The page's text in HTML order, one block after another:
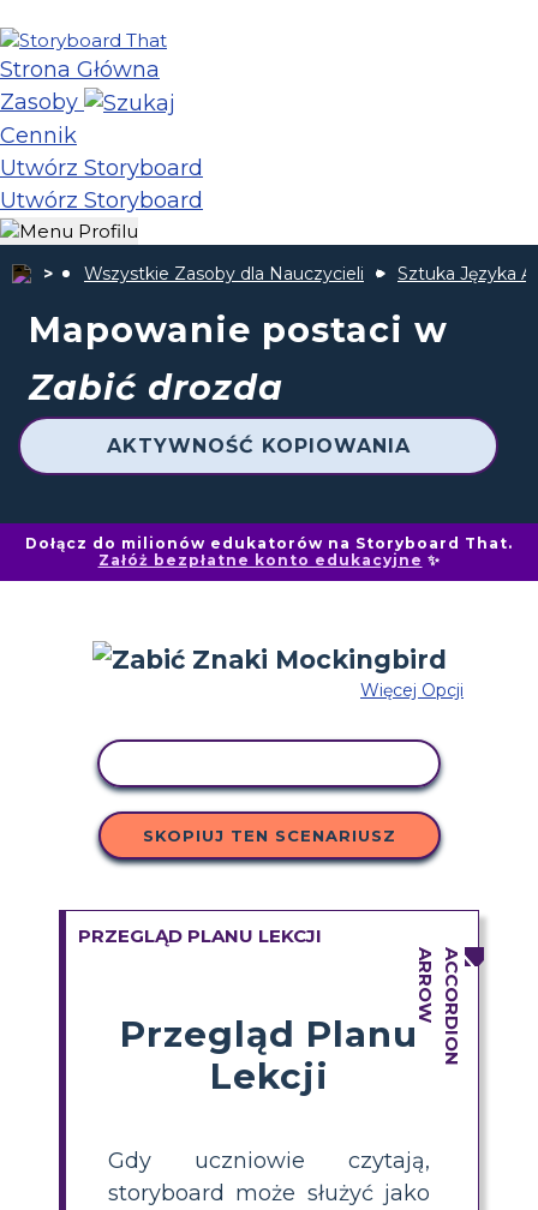
Strona Główna
Zasoby
Cennik
Utwórz Storyboard
Utwórz Storyboard
Wszystkie Zasoby dla Nauczycieli Sztuka Języka
Mapowanie postaci w
Zabić drozda
AKTYWNOŚĆ KOPIOWANIA
Dołącz do milionów edukatorów na Storyboard That.
Załóż bezpłatne konto edukacyjne ✨
Więcej Opcji
SKOPIUJ TEN SCENARIUSZ
PRZEGLĄD PLANU LEKCJI
Przegląd Planu
Lekcji
Gdy uczniowie czytają,
storyboard może służyć jako